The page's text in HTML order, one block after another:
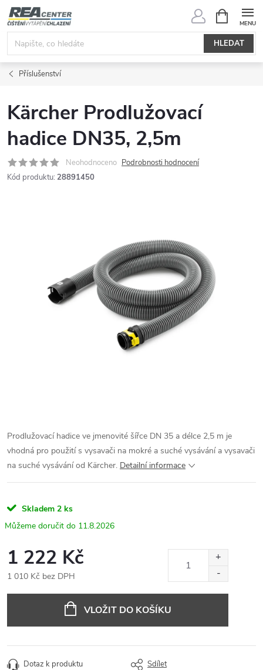
Přejít
na
obsah
HLEDAT
NÁKUPNÍ
KOŠÍK
Příslušenství
Kärcher Prodlužovací
hadice DN35, 2,5m
Neohodnoceno Podrobnosti hodnocení
Kód produktu: 28891450
Prodlužovací hadice ve jmenovité šířce DN 35 a délce 2,5 m je
vhodná pro použití s ​​vysavači na mokré a suché vysávání a vysavači
na suché vysávání od Kärcher. Detailní informace
Skladem 2 ks
11.8.2026
1 222 Kč
1 010 Kč bez DPH
VLOŽIT DO KOŠÍKU
Dotaz k produktu Sdílet